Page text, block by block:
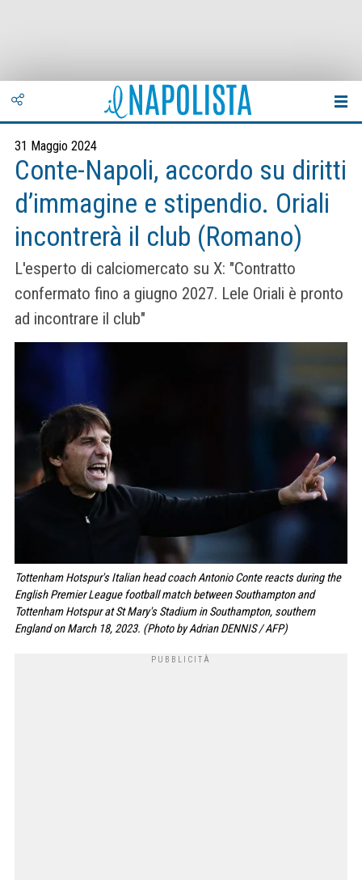
31 Maggio 2024
Conte-Napoli, accordo su diritti
d’immagine e stipendio. Oriali
incontrerà il club (Romano)
L'esperto di calciomercato su X: "Contratto
confermato fino a giugno 2027. Lele Oriali è pronto
ad incontrare il club"
Tottenham Hotspur's Italian head coach Antonio Conte reacts during the
English Premier League football match between Southampton and
Tottenham Hotspur at St Mary's Stadium in Southampton, southern
England on March 18, 2023. (Photo by Adrian DENNIS / AFP)